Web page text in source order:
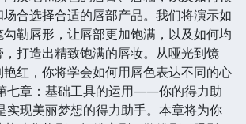
合选择合适的唇部产品。我们将演示如
勒唇形，让唇部更加饱满，以及如何均
打造出精致饱满的唇妆。从哑光到镜
红，你将学会如何用唇色表达不同的心
七章：基础工具的运用——你的得力助
实现美丽梦想的得力助手。本章将为你